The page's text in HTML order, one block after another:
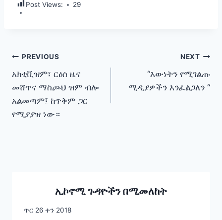
Post Views: 29
Post
navigation
PREVIOUS
አክቲቪዝም፣ ርዕሰ ዜና
መሸጥና ማስጮህ ዝም ብሎ
አልመጣም፤ ከጥቅም ጋር
የሚያያዝ ነው።
NEXT
“እውነትን የሚገልጡ
ሚዲያዎችን እንፈልጋለን “
ኢኮኖሚ ጉዳዮችን በሚመለከት
ጥር 26 ቀን 2018